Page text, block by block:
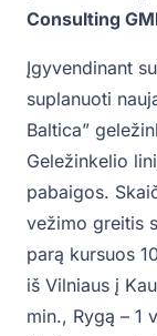
Consulting
Įgyvendinant
suplanuoti
Baltica”
Geležinkelio
pabaigos.
vežimo greitis
parą kursuos
iš Vilniaus į
min., Rygą – 1